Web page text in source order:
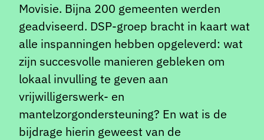
Movisie. Bijna 200 gemeenten werden
geadviseerd. DSP-groep bracht in kaart wat
alle inspanningen hebben opgeleverd: wat
zijn succesvolle manieren gebleken om
lokaal invulling te geven aan
vrijwilligerswerk- en
mantelzorgondersteuning? En wat is de
bijdrage hierin geweest van de